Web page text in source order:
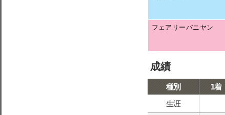
フェアリーバニヤン
成績
種別 1着
生涯